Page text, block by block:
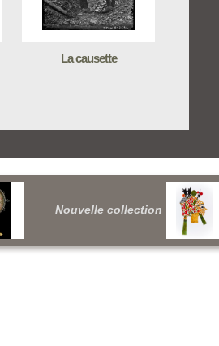
La causette
Nouvelle collection